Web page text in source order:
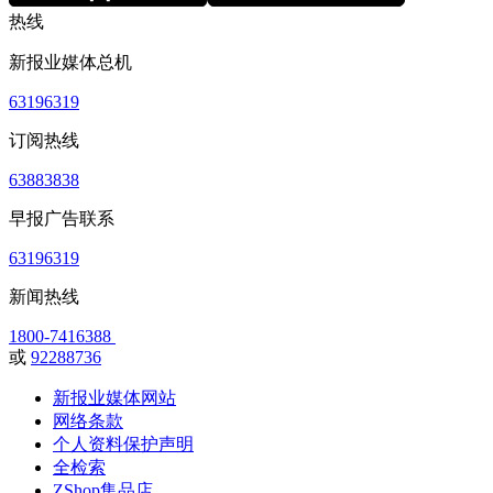
热线
新报业媒体总机
63196319
订阅热线
63883838
早报广告联系
63196319
新闻热线
1800-7416388
或 92288736
新报业媒体网站
网络条款
个人资料保护声明
全检索